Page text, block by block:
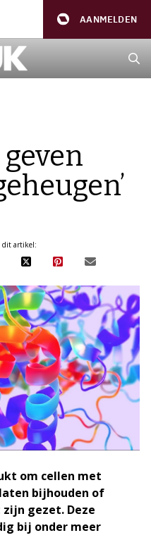
AANMELDEN
dit artikel:
om cellen met
bijhouden of
gezet. Deze
bij onder meer